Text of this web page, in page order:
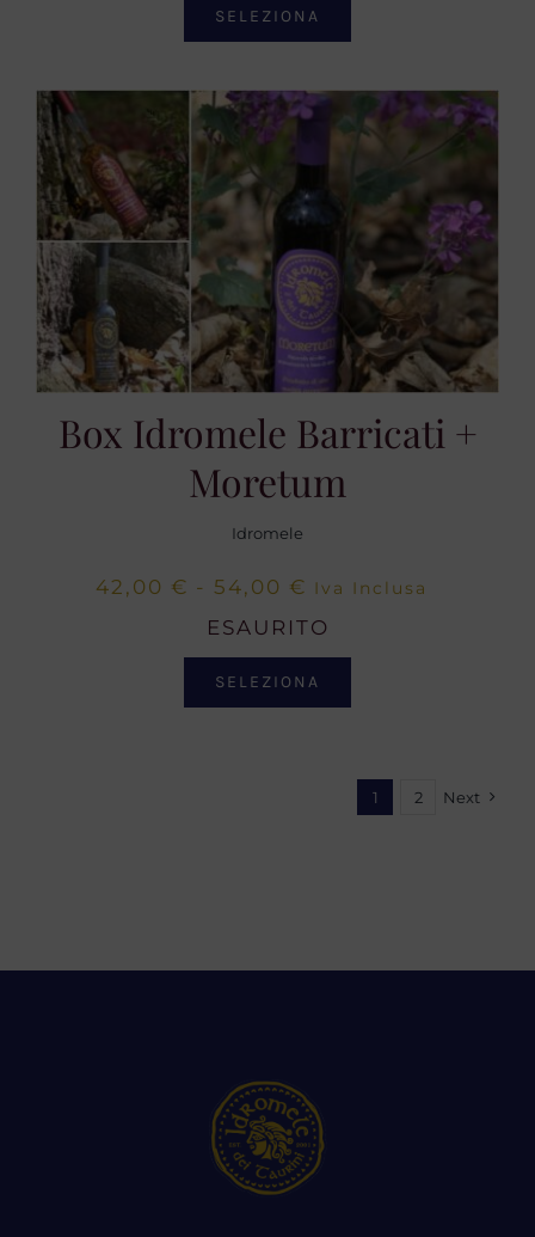
SELEZIONA
Box Idromele Barricati +
Moretum
Idromele
42,00 € - 54,00 € Fascia
di
da
Iva Inclusa
ESAURITO
SELEZIONA
1 2 Next